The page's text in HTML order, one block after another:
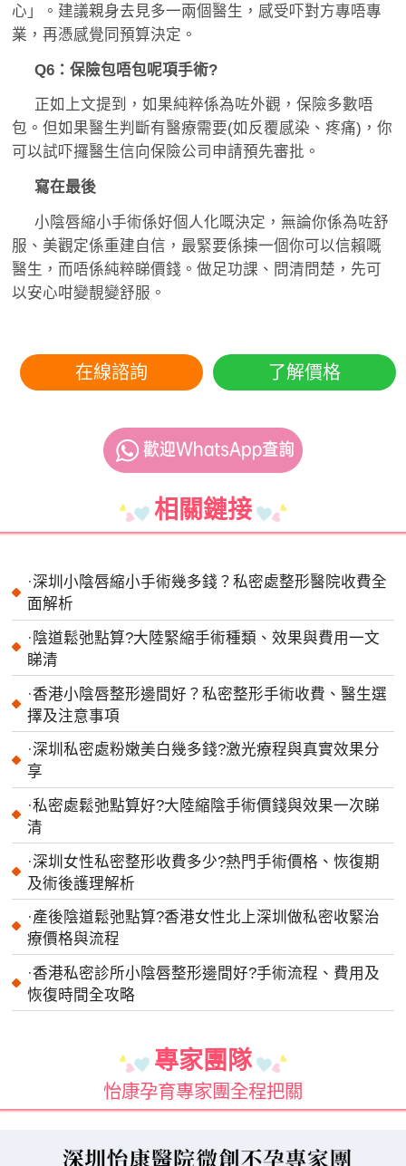
心」。建議親身去見多一兩個醫生，感受吓對方專唔專
業，再憑感覺同預算決定。
Q6：保險包唔包呢項手術?
正如上文提到，如果純粹係為咗外觀，保險多數唔
包。但如果醫生判斷有醫療需要(如反覆感染、疼痛)，你
可以試吓攞醫生信向保險公司申請預先審批。
寫在最後
小陰唇縮小手術係好個人化嘅決定，無論你係為咗舒
服、美觀定係重建自信，最緊要係揀一個你可以信賴嘅
醫生，而唔係純粹睇價錢。做足功課、問清問楚，先可
以安心咁變靚變舒服。
在線諮詢 了解價格
相關鏈接
·深圳小陰唇縮小手術幾多錢？私密處整形醫院收費全
面解析
· 陰道鬆弛點算?大陸緊縮手術種類、效果與費用一文
睇清
·香港小陰唇整形邊間好？私密整形手術收費、醫生選
擇及注意事項
·深圳私密處粉嫩美白幾多錢?激光療程與真實效果分
享
·私密處鬆弛點算好?大陸縮陰手術價錢與效果一次睇
清
·深圳女性私密整形收費多少?熱門手術價格、恢復期
及術後護理解析
·產後陰道鬆弛點算?香港女性北上深圳做私密收緊治
療價格與流程
·香港私密診所小陰唇整形邊間好?手術流程、費用及
恢復時間全攻略
專家團隊
怡康孕育專家團全程把關